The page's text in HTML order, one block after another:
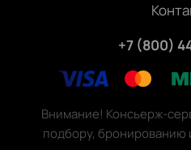
+7 (800)
Внимание! Консьерж-
подбору, бронированию